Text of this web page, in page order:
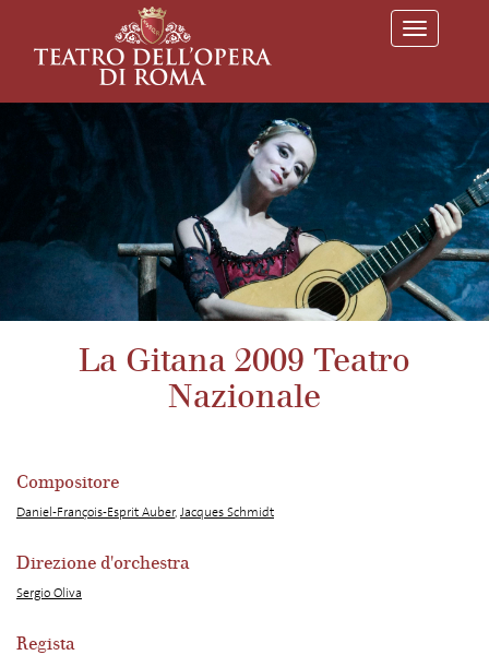
T
o
l
a
g
a
t
o
n
La Gitana 2009 Teatro
Nazionale
Compositore
Daniel-François-Esprit Auber,Jacques Schmidt
Direzione d'orchestra
Sergio Oliva
Regista